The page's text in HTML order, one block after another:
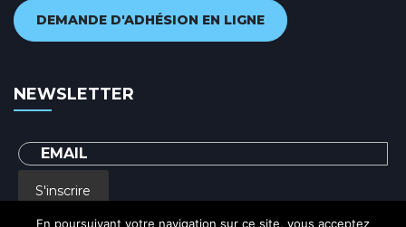
DEMANDE D'ADHÉSION EN LIGNE
NEWSLETTER
S'inscrire
En poursuivant votre navigation sur ce site, vous acceptez